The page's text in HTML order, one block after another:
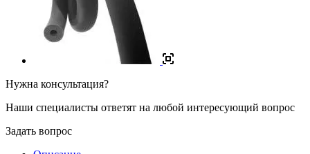
Нужна консультация?
Наши специалисты ответят на любой интересующий вопрос
Задать вопрос